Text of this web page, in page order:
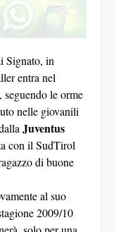
in
entra nel
le orme
nelle giovanili
Juventus
con il SudTirol
di buone
al suo
2009/10
solo per una